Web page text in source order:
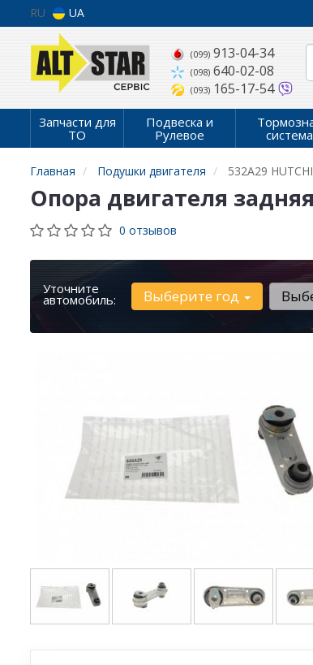
RU UA
(099)913-04-34
(098)640-02-08
(093)165-17-54
Запчасти для
ТО
Подвеска и
Рулевое
система
Главная Подушки двигателя 532A29
Опора двигателя
0 отзывов
Уточните
автомобиль: Выберите год